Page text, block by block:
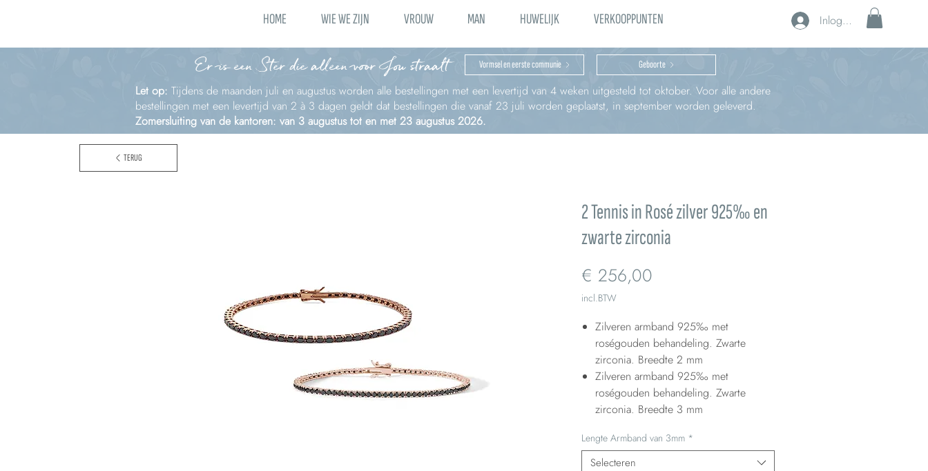
HOME WIE WE ZIJN VROUW MAN HUWELIJK VERKOOPPUNTEN Inloggen
Er is een Ster die alleen voor Jou straalt Vormsel en eerste communie Geboorte
Let op: Tijdens de maanden juli en augustus worden alle bestellingen met een levertijd van 4 weken uitgesteld tot oktober. Voor alle andere
bestellingen met een levertijd van 2 à 3 dagen geldt dat bestellingen die vanaf 23 juli worden geplaatst, in september worden geleverd.
Zomersluiting van de kantoren: van 3 augustus tot en met 23 augustus 2026.
2 Tennis in Rosé zilver 925‰ en
zwarte zirconia
€ 256,00
incl.BTW
Zilveren armband 925‰ met
roségouden behandeling. Zwarte
zirconia. Breedte 2 mm
Zilveren armband 925‰ met
roségouden behandeling. Zwarte
zirconia. Breedte 3 mm
Lengte Armband van 3mm *
Selecteren
TERUG